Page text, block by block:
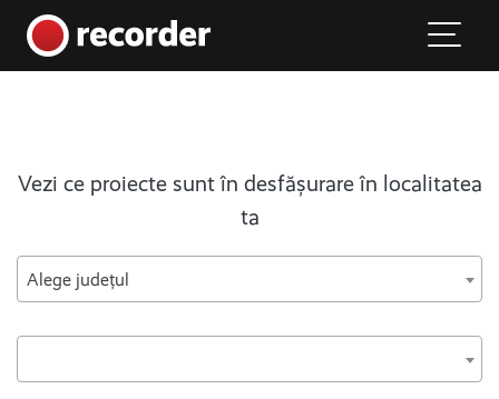
Main Navigation
Vezi ce proiecte sunt în desfășurare în localitatea
ta
Alege județul